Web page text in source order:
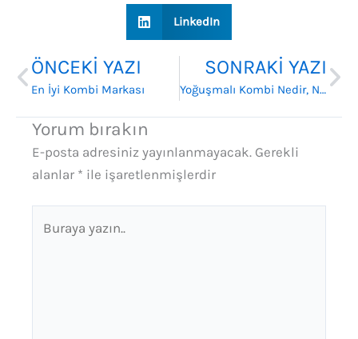
LinkedIn
Prev
ÖNCEKI YAZI
En İyi Kombi Markası
SONRAKI YAZI
Yoğuşmalı Kombi Nedir, Nasıl Çalışır?
Yorum bırakın
E-posta adresiniz yayınlanmayacak. Gerekli
alanlar * ile işaretlenmişlerdir